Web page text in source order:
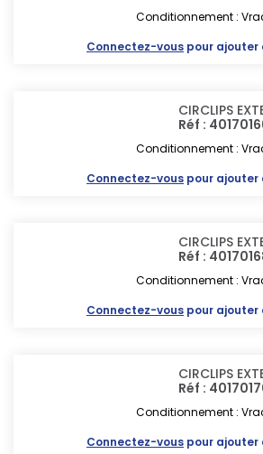
Conditionnement :
Connectez-vous pour ajouter
CIRCLIPS
Réf :
Conditionnement :
Connectez-vous pour ajouter
CIRCLIPS
Réf :
Conditionnement :
Connectez-vous pour ajouter
CIRCLIPS
Réf :
Conditionnement :
Connectez-vous pour ajouter